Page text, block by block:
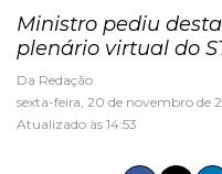
Ministro pediu
plenário virtual do
Da Redação
sexta-feira, 20 de novembro de
Atualizado às 14:53